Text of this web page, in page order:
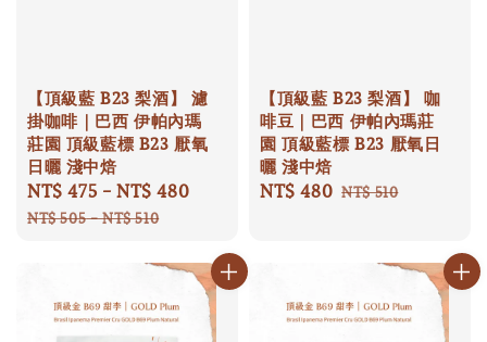
【頂級藍 B23 梨酒】 濾
掛咖啡｜巴西 伊帕內瑪
莊園 頂級藍標 B23 厭氧
日曬 淺中焙
Sale
price
NT$ 475 -NT$ 480
Regular
NT$ 505-NT$ 510
【頂級藍 B23 梨酒】 咖
啡豆｜巴西 伊帕內瑪莊
園 頂級藍標 B23 厭氧日
曬 淺中焙
Sale
NT$ 480 Regular
NT$ 510